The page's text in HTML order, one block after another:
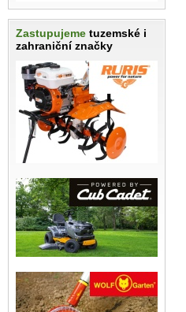
Zastupujeme tuzemské i
zahraniční značky